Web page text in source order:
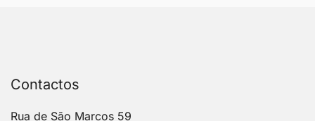
Contactos
Rua de São Marcos 59